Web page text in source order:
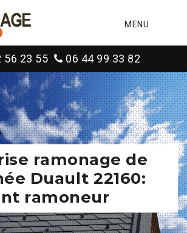
MENU
56 23 55 06 44 99 33 82
ramonage de
Duault 22160:
ramoneur